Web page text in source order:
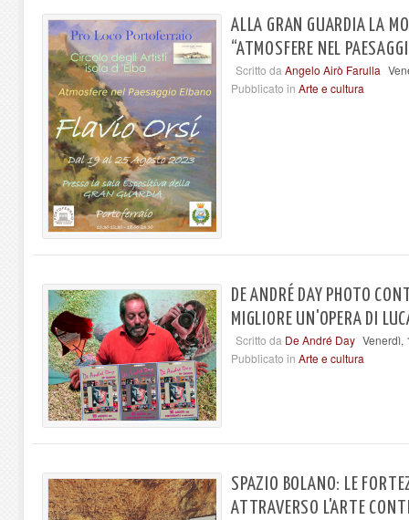
ALLA GRAN GUARDIA LA
“ATMOSFERE NEL
Scritto da Angelo Airò Farulla
Pubblicato in Arte e cultura
DE ANDRÉ DAY PHOTO
MIGLIORE UN'OPERA DI
Scritto da De André Day Venerdì,
Pubblicato in Arte e cultura
SPAZIO BOLANO: LE
ATTRAVERSO L'ARTE